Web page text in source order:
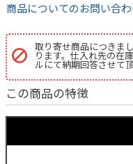
商品についてのお問い合
取り寄せ商品につきま
ります。仕入れ先の在
ルにて納期回答させて頂
この商品の特徴